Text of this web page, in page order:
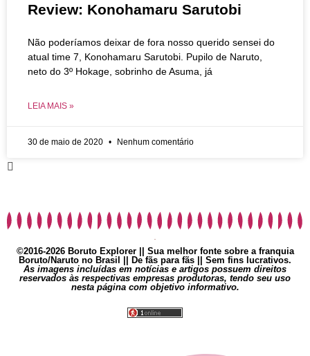
Review: Konohamaru Sarutobi
Não poderíamos deixar de fora nosso querido sensei do
atual time 7, Konohamaru Sarutobi. Pupilo de Naruto,
neto do 3º Hokage, sobrinho de Asuma, já
LEIA MAIS »
30 de maio de 2020 Nenhum comentário
©2016-2026 Boruto Explorer || Sua melhor fonte sobre a franquia
Boruto/Naruto no Brasil || De fãs para fãs || Sem fins lucrativos.
As imagens incluídas em notícias e artigos possuem direitos
reservados às respectivas empresas produtoras, tendo seu uso
nesta página com objetivo informativo.